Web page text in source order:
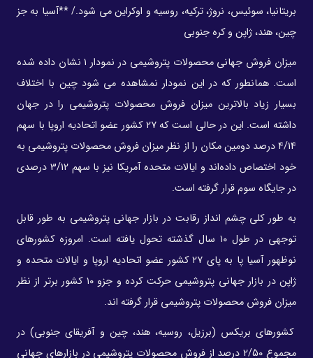
بریتانیا، سوئیس، نروژ، ترکیه، روسیه و اوکراین می شود./ **آسیا به جز
چین، هند، ژاپن و کره جنوبی
میزان فروش جهانی محصولات پتروشیمی در نمودار ۱ نشان داده شده
است. همانطور که در این نمودار نمشاهده می شود چین با اختلاف
بسیار زیاد بالاترین میزان فروش محصولات پتروشیمی را در جهان
داشته است. این در حالی است که ۲۷ کشور عضو اتحادیه اروپا با سهم
4/14 درصد دومین مکان را از نظر میزان فروش محصولات پتروشیمی به
خود اختصاص داده‌اند و ایالات متحده آمریکا نیز با سهم 3/12 درصدی
در جایگاه سوم قرار گرفته است.
به طور کلی چشم انداز رقابت در بازار جهانی پتروشیمی به طور قابل
توجهی در طول ۱۰ سال گذشته تحول یافته است. امروزه کشورهای
نوظهور آسیا پا به پای ۲۷ کشور عضو اتحادیه اروپا و ایالات متحده و
ژاپن در بازار جهانی پتروشیمی حرکت کرده و جزو ۱۰ کشور برتر از نظر
میزان فروش محصولات پتروشیمی قرار گرفته اند.
کشورهای بریکس (برزیل، روسیه، هند، چین و آفریقای جنوبی) در
مجموع 2/50 درصد از فروش محصولات پتروشیمی در بازارهای جهانی